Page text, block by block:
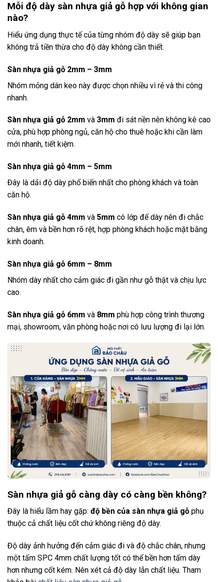
Mỗi độ dày sàn nhựa giả gỗ hợp với không gian
nào?
Hiểu ứng dụng thực tế của từng nhóm độ dày sẽ giúp bạn
không trả tiền thừa cho độ dày không cần thiết.
Sàn nhựa giả gỗ 2mm – 3mm
Nhóm mỏng dán keo này được chọn nhiều vì rẻ và thi công
nhanh.
Sàn nhựa giả gỗ 2mm và 3mm đi sát nền nên không kê cao
cửa, phù hợp phòng ngủ, căn hộ cho thuê hoặc khi cần làm
mới nhanh, tiết kiệm.
Sàn nhựa giả gỗ 4mm – 5mm
Đây là dải độ dày phổ biến nhất cho phòng khách và toàn
căn hộ.
Sàn nhựa giả gỗ 4mm và 5mm có lớp đế dày nên đi chắc
chân, êm và bền hơn rõ rệt, hợp phòng khách hoặc mặt bằng
kinh doanh.
Sàn nhựa giả gỗ 6mm – 8mm
Nhóm dày nhất cho cảm giác đi gần như gỗ thật và chịu lực
cao.
Sàn nhựa giả gỗ 6mm và 8mm phù hợp công trình thương
mại, showroom, văn phòng hoặc nơi có lưu lượng đi lại lớn.
Sàn nhựa giả gỗ càng dày có càng bền không?
Đây là hiểu lầm hay gặp: độ bền của sàn nhựa giả gỗ phụ
thuộc cả chất liệu cốt chứ không riêng độ dày.
Độ dày ảnh hưởng đến cảm giác đi và độ chắc chân, nhưng
một tấm SPC 4mm chất lượng tốt có thể bền hơn tấm dày
hơn nhưng cốt kém. Nên xét cả độ dày lẫn chất liệu. Tham